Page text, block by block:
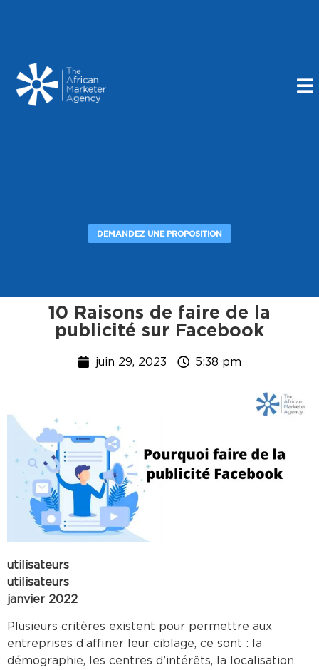
DEMANDEZ UNE PROPOSITION
10 Raisons de faire de la
publicité sur Facebook
juin 29, 2023 5:38 pm
utilisateurs
utilisateurs
janvier 2022
Plusieurs critères existent pour permettre aux
entreprises d’affiner leur ciblage, ce sont : la
démographie, les centres d’intérêts, la localisation